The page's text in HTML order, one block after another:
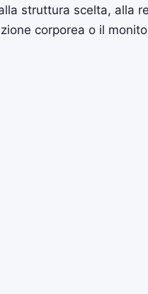
struttura scelta, alla
corporea o il